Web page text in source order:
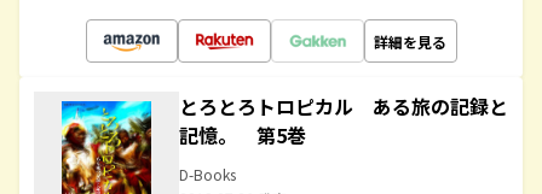
詳細を見る
とろとろトロピカル ある旅の記録と
記憶。 第5巻
D-Books